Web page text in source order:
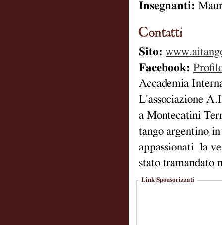
Insegnanti:
Sito:
Facebook:
Accademia
L'associazione
a Montecatini
tango argentino
appassionati la
stato tramandato
Link Sponsorizzati